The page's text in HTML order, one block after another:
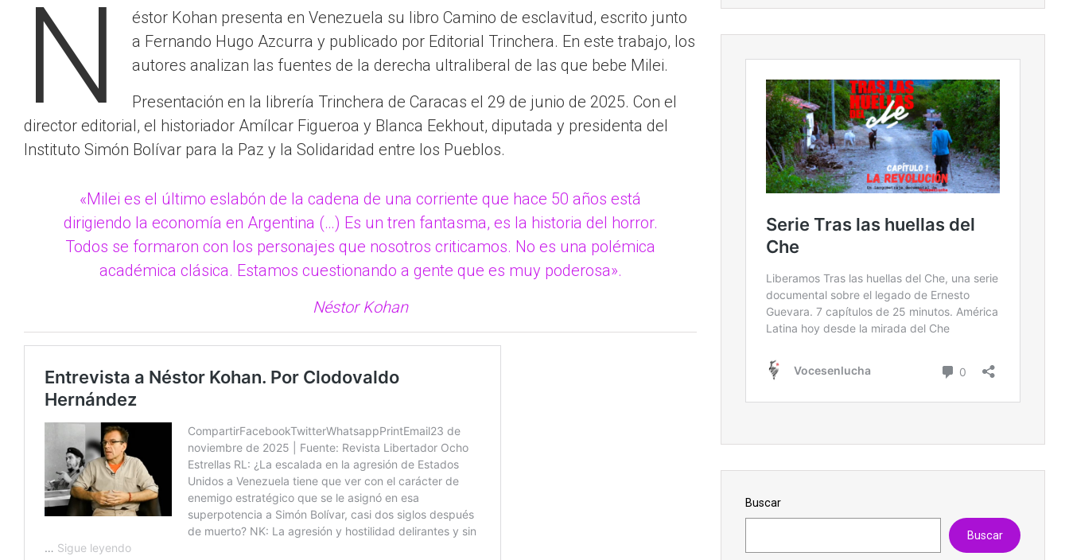
N
éstor Kohan presenta en Venezuela su libro Camino de esclavitud, escrito junto
a Fernando Hugo Azcurra y publicado por Editorial Trinchera. En este trabajo, los
autores analizan las fuentes de la derecha ultraliberal de las que bebe Milei.
Presentación en la librería Trinchera de Caracas el 29 de junio de 2025. Con el
director editorial, el historiador Amílcar Figueroa y Blanca Eekhout, diputada y presidenta del
Instituto Simón Bolívar para la Paz y la Solidaridad entre los Pueblos.
«Milei es el último eslabón de la cadena de una corriente que hace 50 años está
dirigiendo la economía en Argentina (…) Es un tren fantasma, es la historia del horror.
Todos se formaron con los personajes que nosotros criticamos. No es una polémica
académica clásica. Estamos cuestionando a gente que es muy poderosa».
Néstor Kohan
Buscar
Buscar